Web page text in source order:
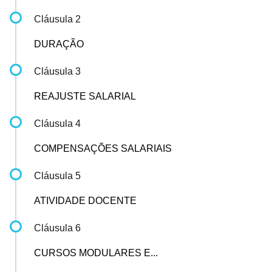
Cláusula 2
DURAÇÃO
Cláusula 3
REAJUSTE SALARIAL
Cláusula 4
COMPENSAÇÕES SALARIAIS
Cláusula 5
ATIVIDADE DOCENTE
Cláusula 6
CURSOS MODULARES E...